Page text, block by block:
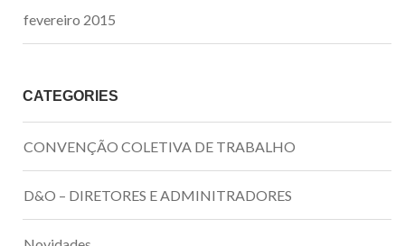
fevereiro 2015
CATEGORIES
CONVENÇÃO COLETIVA DE TRABALHO
D&O – DIRETORES E ADMINITRADORES